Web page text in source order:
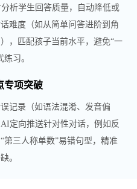
析学生回答质量，自动降低或
难度（如从简单问答进阶到角
，匹配孩子当前水平，避免“一
练习。
专项突破
记录（如语法混淆、发音偏
定向推送针对性对话，例如反
第三人称单数”易错句型，精准
。